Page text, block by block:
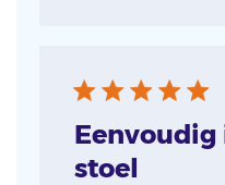
Eenvoudig
stoel